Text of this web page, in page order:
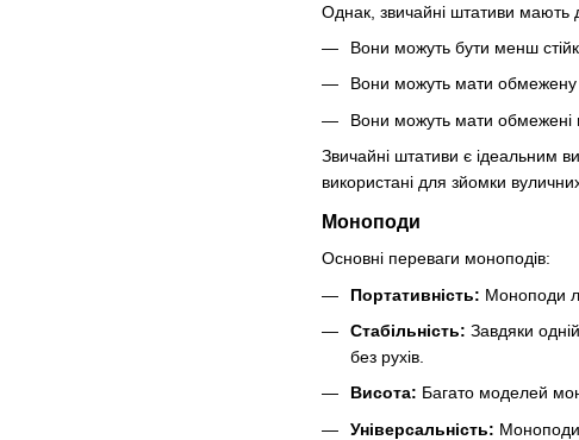
Однак, звичайні штативи мають
Вони можуть бути менш
Вони можуть мати обмежену
Вони можуть мати обмежені
Звичайні штативи є ідеальним
використані для зйомки
Моноподи
Основні переваги моноподів:
Портативність: Моноподи
Стабільність: Завдяки
без рухів.
Висота: Багато моделей
Універсальність: Моноподи